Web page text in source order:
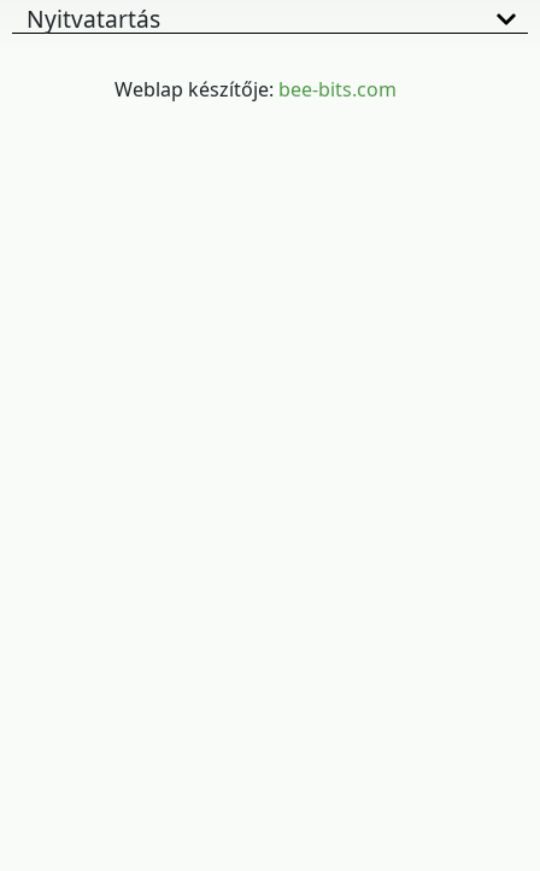
Nyitvatartás
Weblap készítője: bee-bits.com